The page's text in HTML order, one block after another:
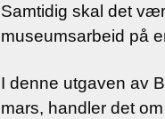
Samtidig skal det
museumsarbeid på
I denne utgaven av
mars, handler det